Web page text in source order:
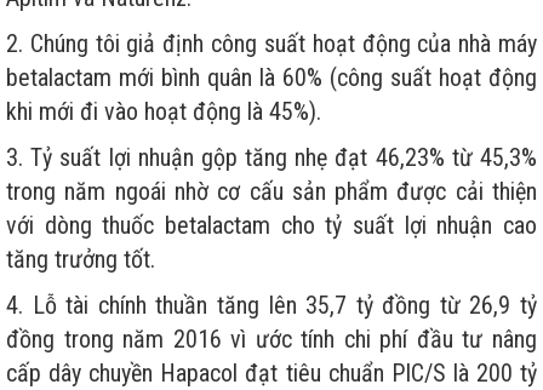
2. Chúng tôi giả định công suất hoạt động của nhà máy
betalactam mới bình quân là 60% (công suất hoạt động
khi mới đi vào hoạt động là 45%).
3. Tỷ suất lợi nhuận gộp tăng nhẹ đạt 46,23% từ 45,3%
trong năm ngoái nhờ cơ cấu sản phẩm được cải thiện
với dòng thuốc betalactam cho tỷ suất lợi nhuận cao
tăng trưởng tốt.
4. Lỗ tài chính thuần tăng lên 35,7 tỷ đồng từ 26,9 tỷ
đồng trong năm 2016 vì ước tính chi phí đầu tư nâng
cấp dây chuyền Hapacol đạt tiêu chuẩn PIC/S là 200 tỷ